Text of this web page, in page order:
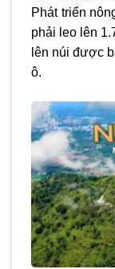
Phát triển
phải leo lên
lên núi được
ô.